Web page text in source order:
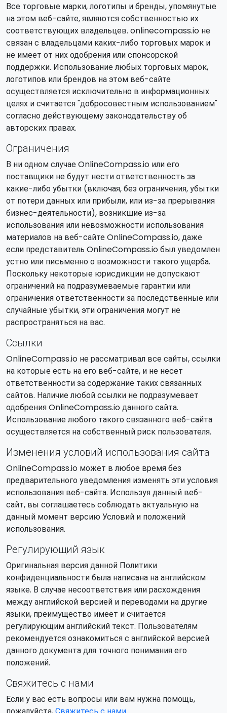
Все торговые марки, логотипы и бренды, упомянутые
на этом веб-сайте, являются собственностью их
соответствующих владельцев. onlinecompass.io не
связан с владельцами каких-либо торговых марок и
не имеет от них одобрения или спонсорской
поддержки. Использование любых торговых марок,
логотипов или брендов на этом веб-сайте
осуществляется исключительно в информационных
целях и считается "добросовестным использованием"
согласно действующему законодательству об
авторских правах.
Ограничения
В ни одном случае OnlineCompass.io или его
поставщики не будут нести ответственность за
какие-либо убытки (включая, без ограничения, убытки
от потери данных или прибыли, или из-за прерывания
бизнес-деятельности), возникшие из-за
использования или невозможности использования
материалов на веб-сайте OnlineCompass.io, даже
если представитель OnlineCompass.io был уведомлен
устно или письменно о возможности такого ущерба.
Поскольку некоторые юрисдикции не допускают
ограничений на подразумеваемые гарантии или
ограничения ответственности за последственные или
случайные убытки, эти ограничения могут не
распространяться на вас.
Ссылки
OnlineCompass.io не рассматривал все сайты, ссылки
на которые есть на его веб-сайте, и не несет
ответственности за содержание таких связанных
сайтов. Наличие любой ссылки не подразумевает
одобрения OnlineCompass.io данного сайта.
Использование любого такого связанного веб-сайта
осуществляется на собственный риск пользователя.
Изменения условий использования сайта
OnlineCompass.io может в любое время без
предварительного уведомления изменять эти условия
использования веб-сайта. Используя данный веб-
сайт, вы соглашаетесь соблюдать актуальную на
данный момент версию Условий и положений
использования.
Регулирующий язык
Оригинальная версия данной Политики
конфиденциальности была написана на английском
языке. В случае несоответствия или расхождения
между английской версией и переводами на другие
языки, преимущество имеет и считается
регулирующим английский текст. Пользователям
рекомендуется ознакомиться с английской версией
данного документа для точного понимания его
положений.
Свяжитесь с нами
Если у вас есть вопросы или вам нужна помощь,